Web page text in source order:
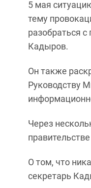
5 мая
тему
разобраться
Кадыров.
Он также
Руководству
Через
О том, что
секретарь